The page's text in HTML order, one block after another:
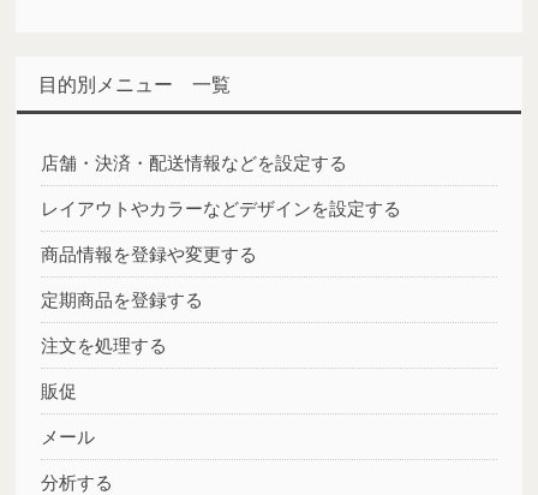
目的別メニュー 一覧
店舗・決済・配送情報などを設定する
レイアウトやカラーなどデザインを設定する
商品情報を登録や変更する
定期商品を登録する
注文を処理する
販促
メール
分析する